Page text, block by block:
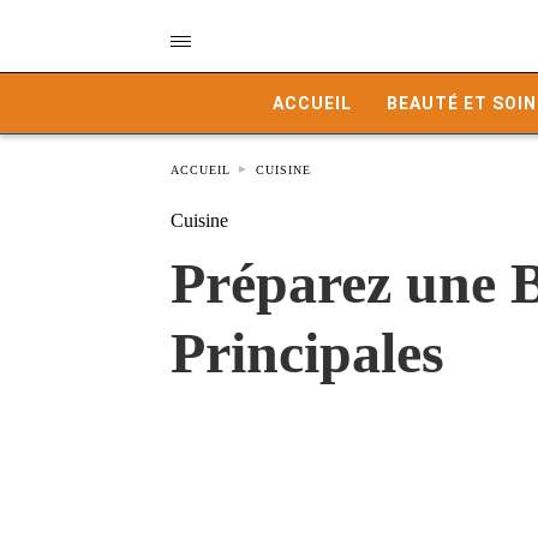
ACCUEIL BEAUTÉ ET SOIN
ACCUEIL CUISINE
Cuisine
Préparez une
Principales